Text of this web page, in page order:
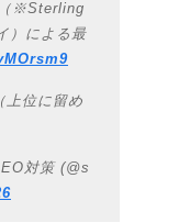
（※Sterling
）による最
上位に留め
対策 (@s